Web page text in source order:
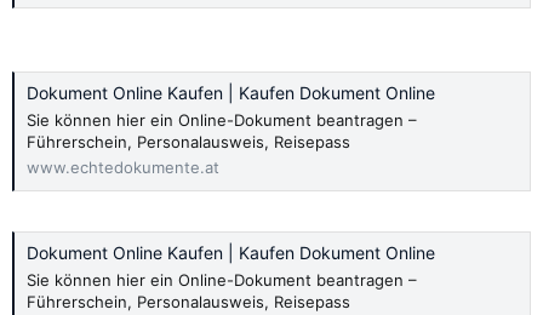
Dokument Online Kaufen | Kaufen Dokument Online
Sie können hier ein Online-Dokument beantragen –
Führerschein, Personalausweis, Reisepass
www.echtedokumente.at
Dokument Online Kaufen | Kaufen Dokument Online
Sie können hier ein Online-Dokument beantragen –
Führerschein, Personalausweis, Reisepass